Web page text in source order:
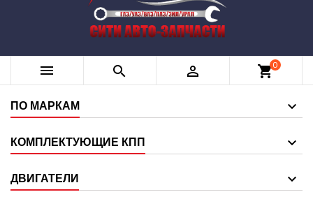
   shopping_cart0
ПО МАРКАМ
КОМПЛЕКТУЮЩИЕ КПП
ДВИГАТЕЛИ